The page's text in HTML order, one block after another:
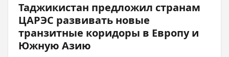
Таджикистан предложил странам
ЦАРЭС развивать новые
транзитные коридоры в Европу и
Южную Азию